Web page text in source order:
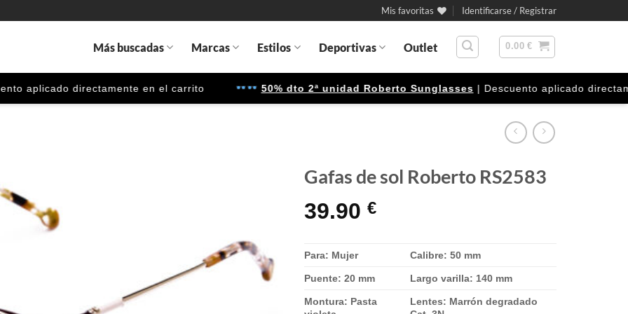
Mis favoritas Identificarse / Registrar
Más buscadas Marcas Estilos Deportivas Outlet 0.00€
aplicado directamente en el carrito 50% dto 2ª unidad Roberto Sunglasses | Descuento aplicado
quiero
Gafas de sol Roberto RS2583
39.90 €
Para: Mujer Calibre: 50 mm
Puente: 20 mm Largo varilla: 140 mm
Montura: Pasta
Lentes: Marrón degradado